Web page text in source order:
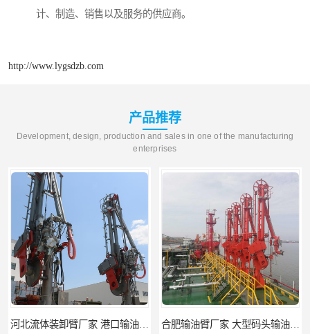
计、制造、销售以及服务的供应商。
http://www.lygsdzb.com
产品推荐
Development, design, production and sales in one of the manufacturing
enterprises